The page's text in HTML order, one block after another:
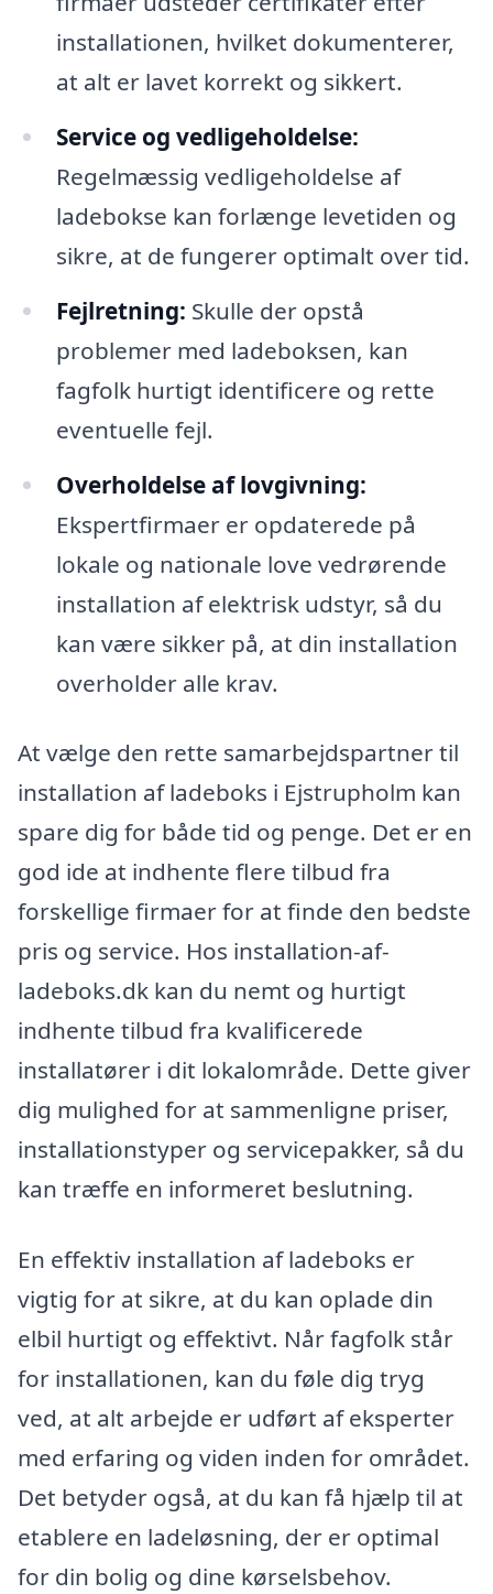
installationen, hvilket dokumenterer,
at alt er lavet korrekt og sikkert.
Service og vedligeholdelse:
Regelmæssig vedligeholdelse af
ladebokse kan forlænge levetiden og
sikre, at de fungerer optimalt over tid.
Fejlretning: Skulle der opstå
problemer med ladeboksen, kan
fagfolk hurtigt identificere og rette
eventuelle fejl.
Overholdelse af lovgivning:
Ekspertfirmaer er opdaterede på
lokale og nationale love vedrørende
installation af elektrisk udstyr, så du
kan være sikker på, at din installation
overholder alle krav.
At vælge den rette samarbejdspartner til
installation af ladeboks i Ejstrupholm kan
spare dig for både tid og penge. Det er en
god ide at indhente flere tilbud fra
forskellige firmaer for at finde den bedste
pris og service. Hos installation-af-
ladeboks.dk kan du nemt og hurtigt
indhente tilbud fra kvalificerede
installatører i dit lokalområde. Dette giver
dig mulighed for at sammenligne priser,
installationstyper og servicepakker, så du
kan træffe en informeret beslutning.
En effektiv installation af ladeboks er
vigtig for at sikre, at du kan oplade din
elbil hurtigt og effektivt. Når fagfolk står
for installationen, kan du føle dig tryg
ved, at alt arbejde er udført af eksperter
med erfaring og viden inden for området.
Det betyder også, at du kan få hjælp til at
etablere en ladeløsning, der er optimal
for din bolig og dine kørselsbehov.